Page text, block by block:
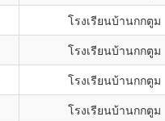
โรงเรียนบ้านกกตูม
โรงเรียนบ้านกกตูม
โรงเรียนบ้านกกตูม
โรงเรียนบ้านกกตูม